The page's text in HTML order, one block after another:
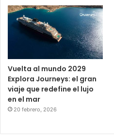
Vuelta al mundo 2029
Explora Journeys: el gran
viaje que redefine el lujo
en el mar
20 febrero, 2026